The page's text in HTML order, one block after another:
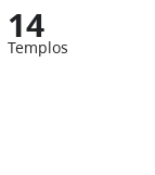
14
Templos